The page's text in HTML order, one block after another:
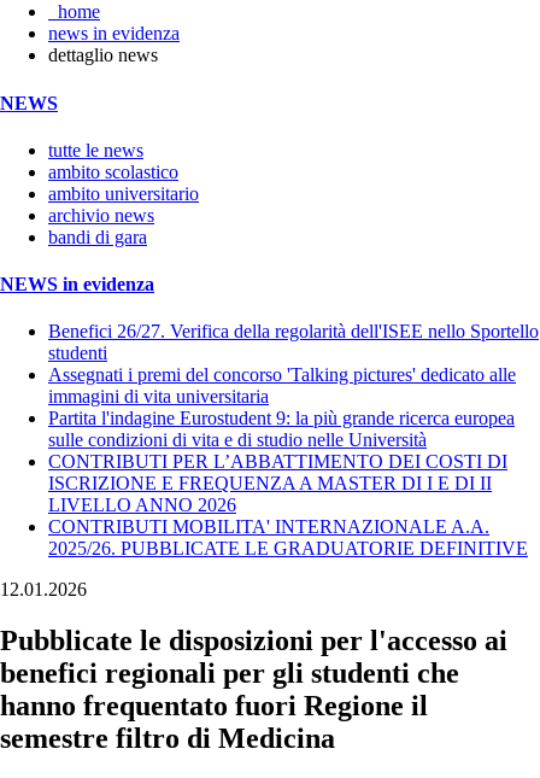
home
news in evidenza
dettaglio news
NEWS
tutte le news
ambito scolastico
ambito universitario
archivio news
bandi di gara
NEWS in evidenza
Benefici 26/27. Verifica della regolarità dell'ISEE nello Sportello
studenti
Assegnati i premi del concorso 'Talking pictures' dedicato alle
immagini di vita universitaria
Partita l'indagine Eurostudent 9: la più grande ricerca europea
sulle condizioni di vita e di studio nelle Università
CONTRIBUTI PER L’ABBATTIMENTO DEI COSTI DI
ISCRIZIONE E FREQUENZA A MASTER DI I E DI II
LIVELLO ANNO 2026
CONTRIBUTI MOBILITA' INTERNAZIONALE A.A.
2025/26. PUBBLICATE LE GRADUATORIE DEFINITIVE
12.01.2026
Pubblicate le disposizioni per l'accesso ai
benefici regionali per gli studenti che
hanno frequentato fuori Regione il
semestre filtro di Medicina